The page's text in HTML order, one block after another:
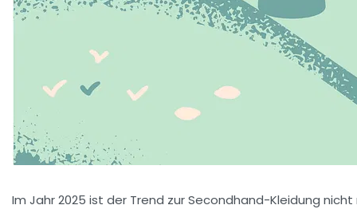
Im Jahr 2025 ist der Trend zur Secondhand-Kleidung